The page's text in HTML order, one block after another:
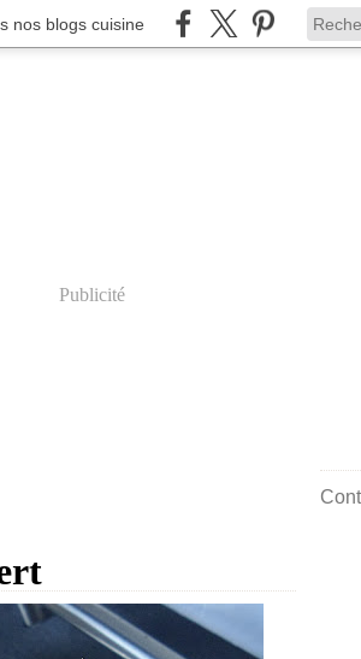
nos blogs cuisine
Publicité